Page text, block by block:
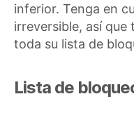
inferior. Tenga en
irreversible, así que
toda su lista de
Lista de